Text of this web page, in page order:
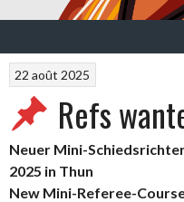
22 août 2025
Refs
Neuer Mini-
2025 in Thun
New Mini-Referee-